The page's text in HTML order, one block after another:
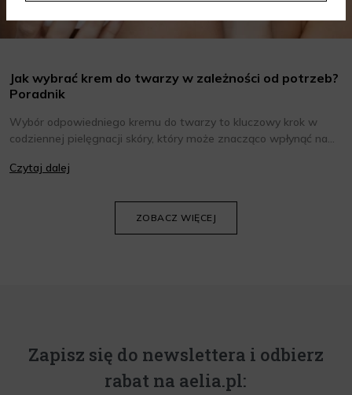
Jak wybrać krem do twarzy w zależności od potrzeb?
Poradnik
Wybór odpowiedniego kremu do twarzy to kluczowy krok w
codziennej pielęgnacji skóry, który może znacząco wpłynąć na
oraz wiedzieć, jak dopasować je do potrzeb własnej skóry.
Czytaj dalej
ZOBACZ WIĘCEJ
Zapisz się do newslettera i odbierz
rabat na aelia.pl: